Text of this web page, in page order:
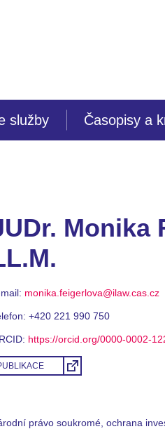
služby Časopisy a
Monika
monika.feigerlova@ilaw.cas.cz
+420 221 990 750
https://orcid.org/0000-0002-
právo soukromé, ochrana